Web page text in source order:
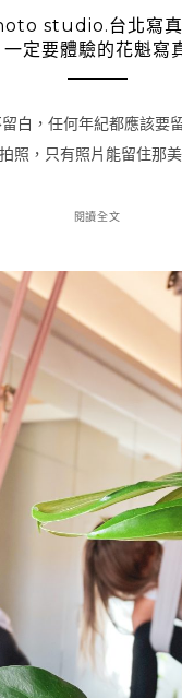
studio.台北寫真
一定要體驗的花魁寫
白，任何年紀都應該要
照，只有照片能留住那
閱讀全文